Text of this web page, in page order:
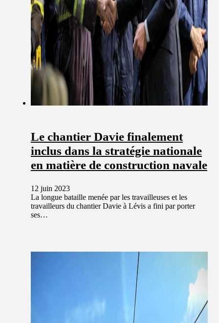
Le chantier Davie finalement
inclus dans la stratégie nationale
en matière de construction navale
12 juin 2023
La longue bataille menée par les travailleuses et les
travailleurs du chantier Davie à Lévis a fini par porter
ses…